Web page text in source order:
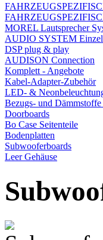
MOREL Lautsprecher
AUDIO SYSTEM
DSP plug & play
AUDISON Connection
Komplett - Angebote
Kabel-Adapter-Zubehör
LED- &
Bezugs- und
Doorboards
Bo Case Seitenteile
Bodenplatten
Subwooferboards
Leer Gehäuse